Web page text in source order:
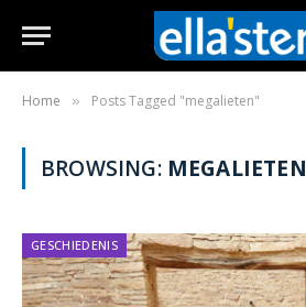
Home » Posts Tagged "megalieten"
BROWSING: MEGALIETEN
GESCHIEDENIS